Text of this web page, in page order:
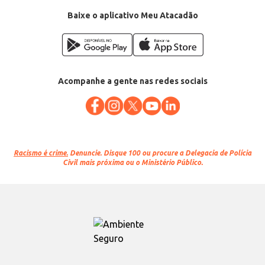
EAN: 7898432440111
Baixe o aplicativo Meu Atacadão
Acompanhe a gente nas redes sociais
Racismo é crime. Denuncie. Disque 100 ou procure a Delegacia de Polícia
Civil mais próxima ou o Ministério Público.